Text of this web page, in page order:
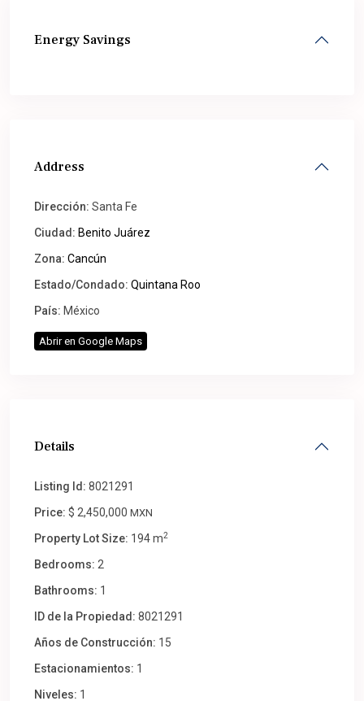
Energy Savings
Address
Dirección: Santa Fe
Ciudad: Benito Juárez
Zona: Cancún
Estado/Condado: Quintana Roo
País: México
Abrir en Google Maps
Details
Listing Id: 8021291
Price: $ 2,450,000 MXN
Property Lot Size: 194 m2
Bedrooms: 2
Bathrooms: 1
ID de la Propiedad: 8021291
Años de Construcción: 15
Estacionamientos: 1
Niveles: 1